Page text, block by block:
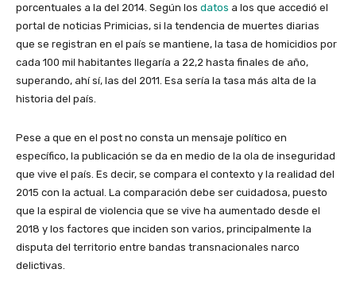
porcentuales a la del 2014. Según los datos a los que accedió el
portal de noticias Primicias, si la tendencia de muertes diarias
que se registran en el país se mantiene, la tasa de homicidios por
cada 100 mil habitantes llegaría a 22,2 hasta finales de año,
superando, ahí sí, las del 2011. Esa sería la tasa más alta de la
historia del país.
Pese a que en el post no consta un mensaje político en
específico, la publicación se da en medio de la ola de inseguridad
que vive el país. Es decir, se compara el contexto y la realidad del
2015 con la actual. La comparación debe ser cuidadosa, puesto
que la espiral de violencia que se vive ha aumentado desde el
2018 y los factores que inciden son varios, principalmente la
disputa del territorio entre bandas transnacionales narco
delictivas.